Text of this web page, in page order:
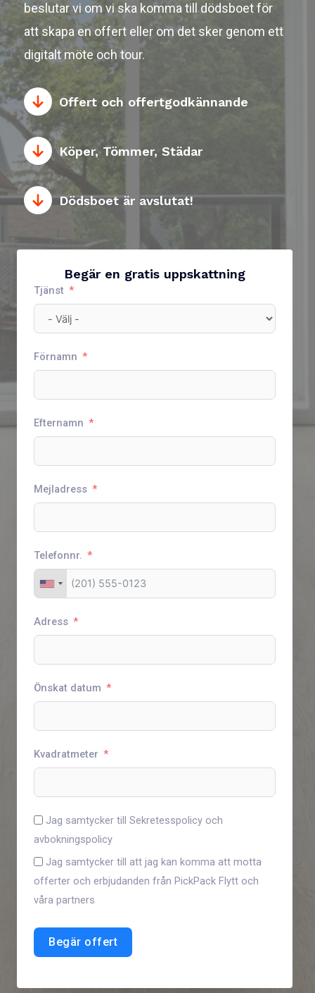
beslutar vi om vi ska komma till dödsboet för
att skapa en offert eller om det sker genom ett
digitalt möte och tour.
Offert och offertgodkännande
Köper, Tömmer, Städar
Dödsboet är avslutat!
Begär en gratis uppskattning
Tjänst
Förnamn
Efternamn
Mejladress
Telefonnr.
Adress
Önskat datum
Kvadratmeter
Jag samtycker till Sekretesspolicy och
avbokningspolicy
Jag samtycker till att jag kan komma att motta
offerter och erbjudanden från PickPack Flytt och
våra partners
Begär offert